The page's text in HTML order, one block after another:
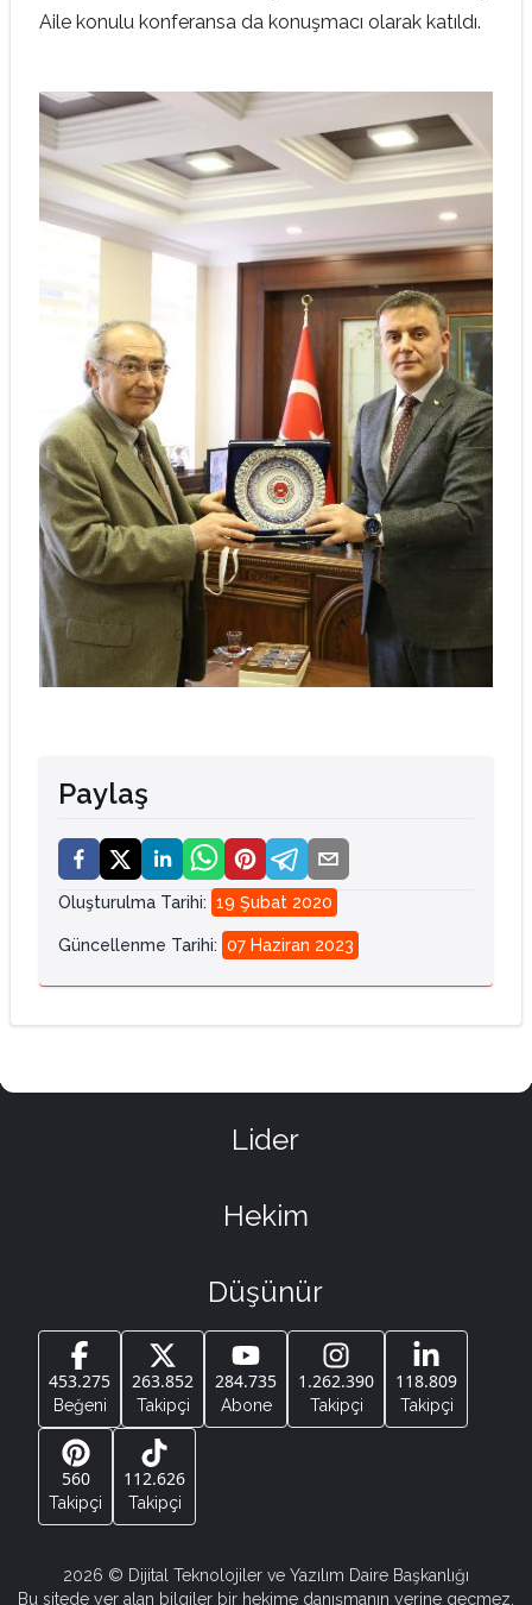
Aile konulu konferansa da konuşmacı olarak katıldı.
Paylaş
Oluşturulma Tarihi: 19 Şubat 2020
Güncellenme Tarihi: 07 Haziran 2023
Lider
Hekim
Düşünür
453.275
Beğeni
263.852
Takipçi
284.735
Abone
1.262.390
Takipçi
118.809
Takipçi
560
Takipçi
112.626
Takipçi
2026 © Dijital Teknolojiler ve Yazılım Daire Başkanlığı
Bu sitede yer alan bilgiler bir hekime danışmanın yerine geçmez.